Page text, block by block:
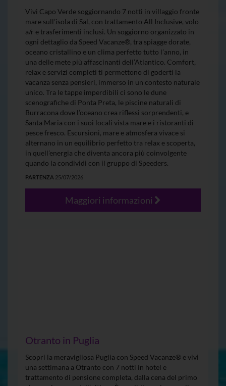
Vivi Capo Verde soggiornando 7 notti in villaggio fronte
mare sull’isola di Sal, con trattamento All Inclusive, volo
a/r e trasferimenti inclusi. Un soggiorno organizzato in
ogni dettaglio da Speed Vacanze®, tra spiagge dorate,
oceano cristallino e un clima perfetto tutto l’anno, in
una delle mete più affascinanti dell’Atlantico. Comfort,
relax e servizi completi ti permettono di goderti la
vacanza senza pensieri, immerso in un contesto naturale
unico. Tra le tappe imperdibili ci sono le dune
scenografiche di Ponta Preta, le piscine naturali di
Burracona dove l’oceano crea riflessi sorprendenti, e
Santa Maria con i suoi locali vista mare e i ristoranti di
pesce fresco. Escursioni, mare e atmosfera vivace si
alternano in un equilibrio perfetto tra relax e scoperta,
in quell’energia che diventa ancora più coinvolgente
quando la condividi con il gruppo di Speeders.
PARTENZA 25/07/2026
Maggiori informazioni
Otranto in Puglia
Scopri la meravigliosa Puglia con Speed Vacanze® e vivi
una settimana a Otranto con 7 notti in hotel e
trattamento di pensione completa, dalla cena del primo